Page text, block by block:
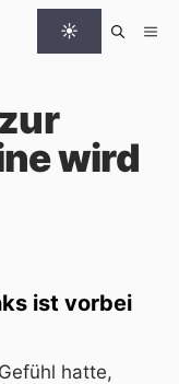
☀
wird
ist vorbei
hatte,